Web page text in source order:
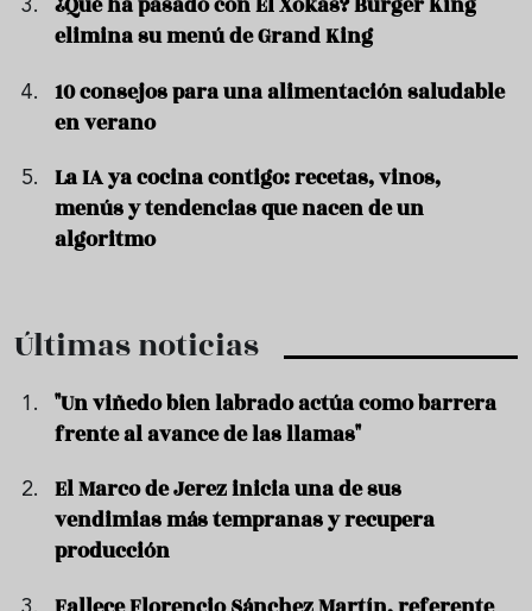
elimina su menú de Grand King
10 consejos para una alimentación saludable
en verano
La IA ya cocina contigo: recetas, vinos,
menús y tendencias que nacen de un
algoritmo
Últimas noticias
"Un viñedo bien labrado actúa como barrera
frente al avance de las llamas"
El Marco de Jerez inicia una de sus
vendimias más tempranas y recupera
producción